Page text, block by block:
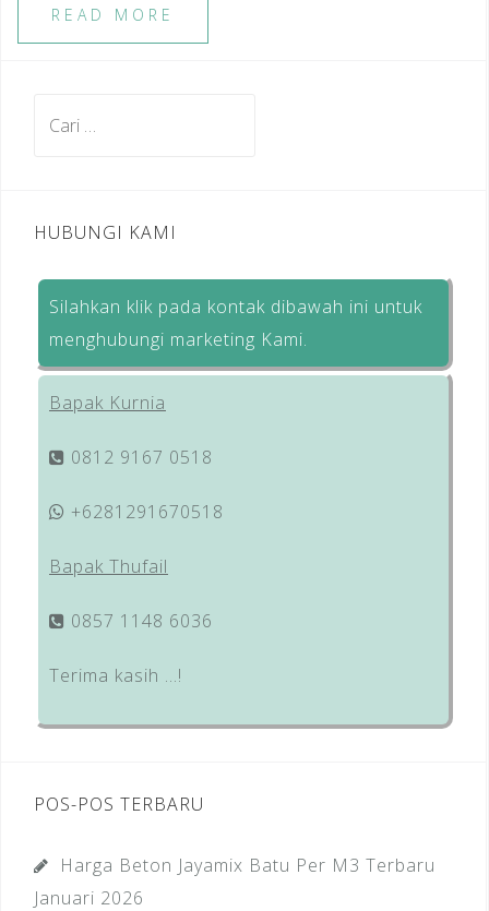
READ MORE
HUBUNGI KAMI
Silahkan klik pada kontak dibawah ini untuk
menghubungi marketing Kami.
Bapak Kurnia
0812 9167 0518
+6281291670518
Bapak Thufail
0857 1148 6036
Terima kasih …!
POS-POS TERBARU
Harga Beton Jayamix Batu Per M3 Terbaru
Januari 2026